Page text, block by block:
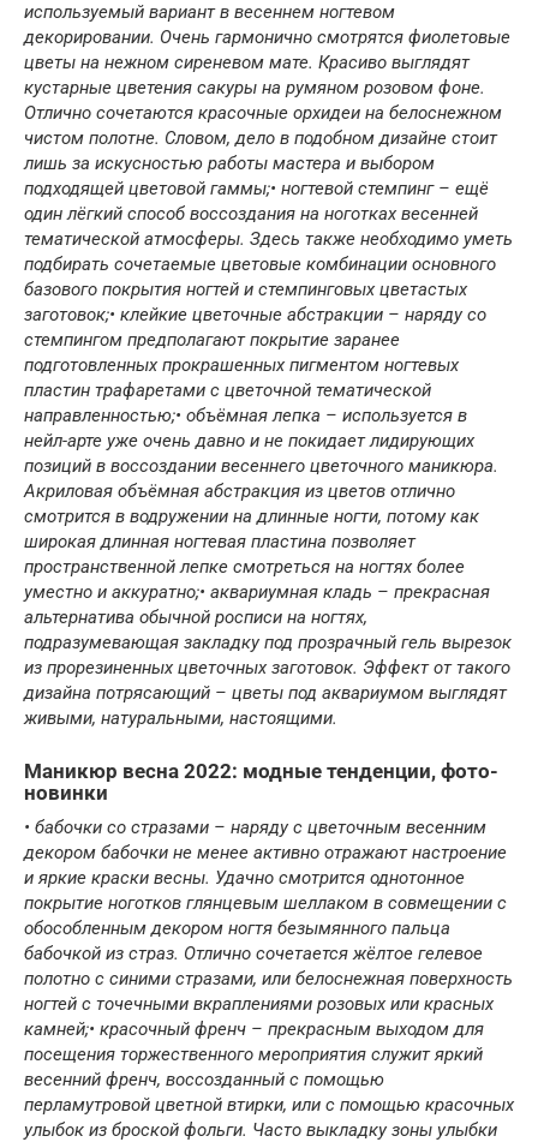
используемый вариант в весеннем ногтевом
декорировании. Очень гармонично смотрятся фиолетовые
цветы на нежном сиреневом мате. Красиво выглядят
кустарные цветения сакуры на румяном розовом фоне.
Отлично сочетаются красочные орхидеи на белоснежном
чистом полотне. Словом, дело в подобном дизайне стоит
лишь за искусностью работы мастера и выбором
подходящей цветовой гаммы;• ногтевой стемпинг – ещё
один лёгкий способ воссоздания на ноготках весенней
тематической атмосферы. Здесь также необходимо уметь
подбирать сочетаемые цветовые комбинации основного
базового покрытия ногтей и стемпинговых цветастых
заготовок;• клейкие цветочные абстракции – наряду со
стемпингом предполагают покрытие заранее
подготовленных прокрашенных пигментом ногтевых
пластин трафаретами с цветочной тематической
направленностью;• объёмная лепка – используется в
нейл-арте уже очень давно и не покидает лидирующих
позиций в воссоздании весеннего цветочного маникюра.
Акриловая объёмная абстракция из цветов отлично
смотрится в водружении на длинные ногти, потому как
широкая длинная ногтевая пластина позволяет
пространственной лепке смотреться на ногтях более
уместно и аккуратно;• аквариумная кладь – прекрасная
альтернатива обычной росписи на ногтях,
подразумевающая закладку под прозрачный гель вырезок
из прорезиненных цветочных заготовок. Эффект от такого
дизайна потрясающий – цветы под аквариумом выглядят
живыми, натуральными, настоящими.
Маникюр весна 2022: модные тенденции, фото-
новинки
• бабочки со стразами – наряду с цветочным весенним
декором бабочки не менее активно отражают настроение
и яркие краски весны. Удачно смотрится однотонное
покрытие ноготков глянцевым шеллаком в совмещении с
обособленным декором ногтя безымянного пальца
бабочкой из страз. Отлично сочетается жёлтое гелевое
полотно с синими стразами, или белоснежная поверхность
ногтей с точечными вкраплениями розовых или красных
камней;• красочный френч – прекрасным выходом для
посещения торжественного мероприятия служит яркий
весенний френч, воссозданный с помощью
перламутровой цветной втирки, или с помощью красочных
улыбок из броской фольги. Часто выкладку зоны улыбки